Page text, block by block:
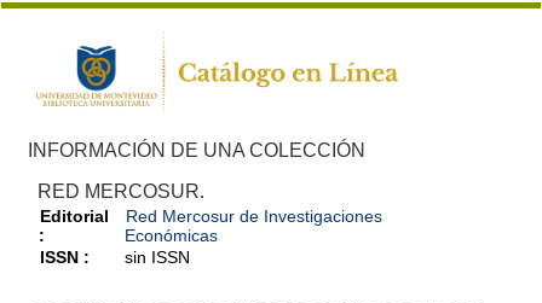
INFORMACIÓN DE UNA COLECCIÓN
RED MERCOSUR.
Editorial
:
Red Mercosur de Investigaciones
Económicas
ISSN :
sin ISSN